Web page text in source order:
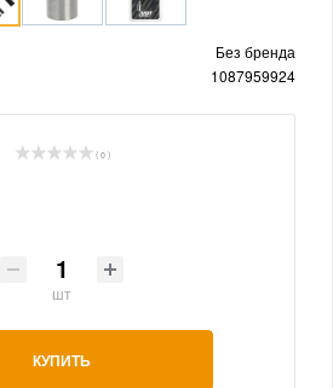
Без бренда
1087959924
( 0 )
шт
КУПИТЬ